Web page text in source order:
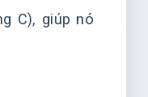
C), giúp nó